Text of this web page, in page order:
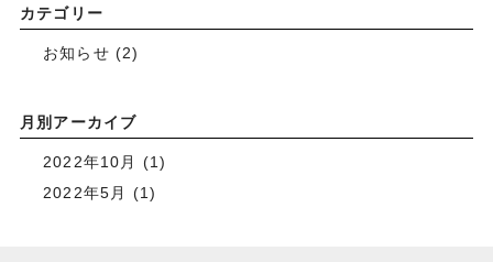
カテゴリー
お知らせ (2)
月別アーカイブ
2022年10月
(1)
2022年5月
(1)